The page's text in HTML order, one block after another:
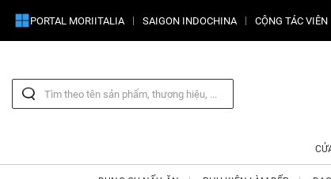
PORTAL MORIITALIA SAIGON INDOCHINA CỘNG TÁC VIÊN